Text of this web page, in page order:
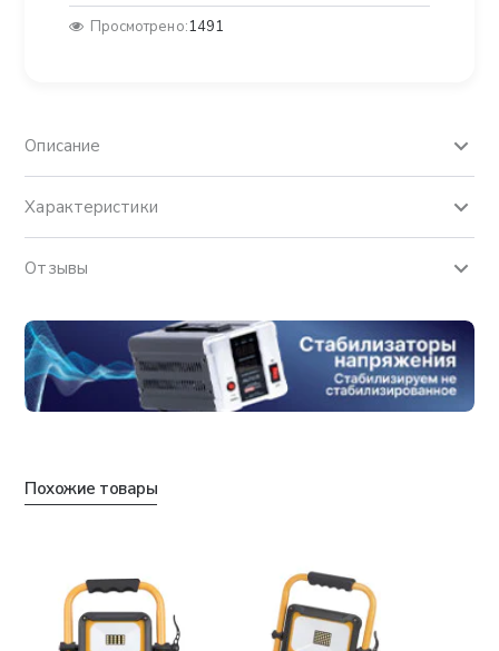
Просмотрено:1491
Описание
Характеристики
Отзывы
Похожие товары